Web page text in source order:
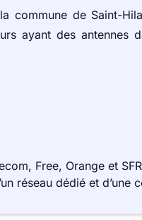
commune de Saint-
ayant des antennes
Free, Orange et
réseau dédié et d’une